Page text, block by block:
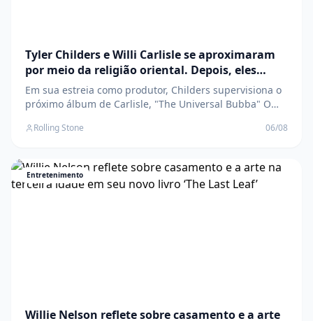
Tyler Childers e Willi Carlisle se aproximaram
por meio da religião oriental. Depois, eles
foram para o estúdio
Em sua estreia como produtor, Childers supervisiona o
próximo álbum de Carlisle, "The Universal Bubba" O
meio da religião oriental. Depois, eles foram para o
Rolling Stone 06/08
Entretenimento
Willie Nelson reflete sobre casamento e a arte